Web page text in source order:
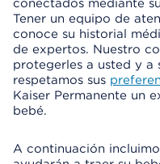
conectados mediante
Tener un equipo de
conoce su historial
de expertos. Nuestro
protegerles a usted y a
respetamos sus
Kaiser Permanente un
bebé.
A continuación